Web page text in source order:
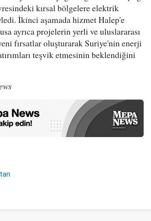
kırsal bölgelere elektrik
İkinci aşamada hizmet Halep'e
ayrıca projelerin yerli ve uluslararası
fırsatlar oluşturarak Suriye'nin enerji
teşvik etmesinin beklendiğini